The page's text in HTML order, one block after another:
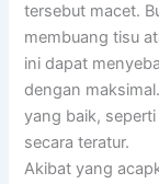
tersebut macet.
membuang tisu
ini dapat
dengan
yang baik,
secara teratur.
Akibat yang